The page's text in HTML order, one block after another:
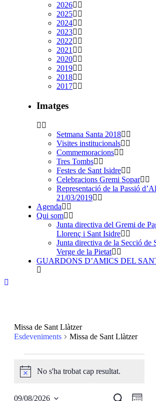
2026
2025
2024
2023
2022
2021
2020
2019
2018
2017
Imatges
Setmana Santa 2018
Visites institucionals
Commemoracions
Tres Tombs
Festes de Sant Isidre
Celebracions Gremi Sopar
Representació de la Passió
21/03/2019
Agenda
Qui som
Junta directiva del Gremi de
Llorenç i Sant Isidre
Junta directiva de la Secció de
Verge de la Pietat
GUARDONS D’AMICS DEL
Missa de Sant Llàtzer
Esdeveniments
Missa de Sant Llàtzer
NoticeNo s'ha trobat cap resultat.
Navegació
Cerca
09/08/2026